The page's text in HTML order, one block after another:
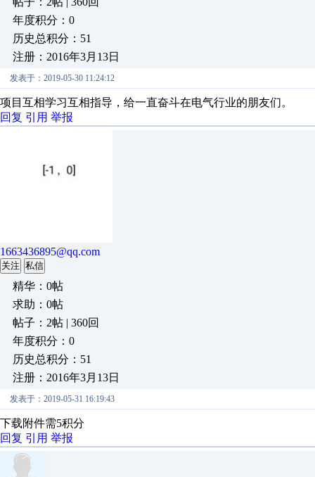
年度积分：0
历史总积分：51
注册：2016年3月13日
发表于：2019-05-30 11:24:12
项目互相学习互相指导，给一直奋斗在电气行业的朋友们。
回复 引用 举报
1663436895@qq.com
关注 私信
精华：0帖
求助：0帖
帖子：2帖 | 360回
年度积分：0
历史总积分：51
注册：2016年3月13日
发表于：2019-05-31 16:19:43
下载附件需5积分
回复 引用 举报